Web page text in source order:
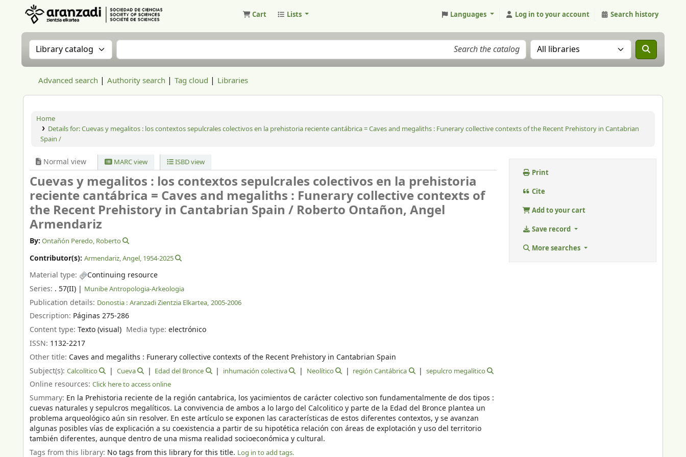
Cart Lists Languages Log in to your account Search history
Search the catalog by:Search the catalog Search the catalog in:
Advanced search Authority search Tag cloud Libraries
Home
Details for:Cuevas y megalitos : los contextos sepulcrales colectivos en la prehistoria reciente cantábrica = Caves and megaliths : Funerary collective contexts of the Recent Prehistory in Cantabrian
Spain /
Normal view MARC view ISBD view
Cuevas y megalitos : los contextos sepulcrales colectivos en la prehistoria
reciente cantábrica = Caves and megaliths : Funerary collective contexts of
the Recent Prehistory in Cantabrian Spain / Roberto Ontañon, Angel
Armendariz
By: Ontañón Peredo, Roberto
Contributor(s): Armendariz, Angel, 1954-2025
Material type:
Continuing resource
Series: . 57(II) | Munibe Antropologia-Arkeologia
Publication details: Donostia : Aranzadi Zientzia Elkartea, 2005-2006
Description: Páginas 275-286
Content type: Texto (visual) Media type:electrónico
ISSN: 1132-2217
Other title: Caves and megaliths : Funerary collective contexts of the Recent Prehistory in Cantabrian Spain
Subject(s): Calcolítico Cueva Edad del Bronce inhumación colectiva Neolítico región Cantábrica sepulcro megalítico
Online resources: Click here to access online
Summary: En la Prehistoria reciente de la región cantabrica, los yacimientos de carácter colectivo son fundamentalmente de dos tipos :
cuevas naturales y sepulcros megalíticos. La convivencia de ambos a lo largo del Calcolitico y parte de la Edad del Bronce plantea un
problema arqueológico aún sin resolver. En este artículo se exponen las características de estos diferentes contextos, y se avanzan
algunas posibles vías de explicación a su coexistencia a partir de su hipotética relación con áreas de explotación y uso del territorio
también diferentes, aunque dentro de una misma realidad socioeconómica y cultural.
Tags from this library: No tags from this library for this title. Log in to add tags.
Print
Cite
Add to your cart
Save record
More searches